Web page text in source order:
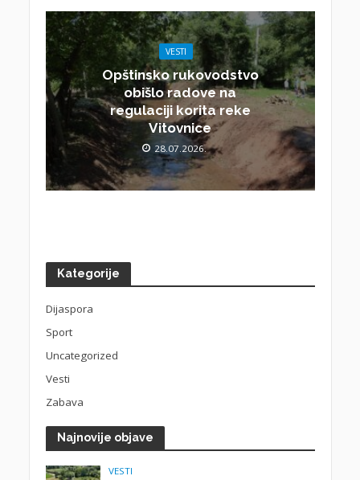
VESTI
Opštinsko rukovodstvo
obišlo radove na
regulaciji korita reke
Vitovnice
28.07.2026.
Kategorije
Dijaspora
Sport
Uncategorized
Vesti
Zabava
Najnovije objave
VESTI